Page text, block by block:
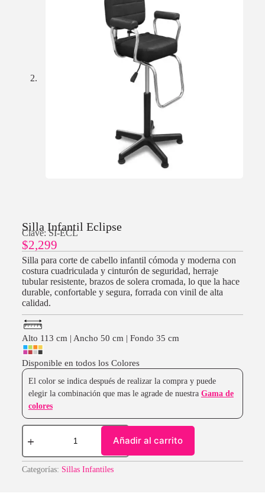
Silla Infantil Eclipse
Clave: SI-ECL
$2,299
Silla para corte de cabello infantil cómoda y moderna con
costura cuadriculada y cinturón de seguridad, herraje
tubular resistente, brazos de solera cromada, lo que la hace
durable, confortable y segura, forrada con vinil de alta
calidad.
Alto 113 cm | Ancho 50 cm | Fondo 35 cm
Disponible en todos los Colores
El color se indica después de realizar la compra y puede
elegir la combinación que mas le agrade de nuestra Gama de
colores
Añadir al carrito
Categorías: Sillas Infantiles